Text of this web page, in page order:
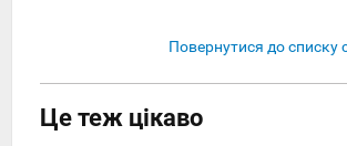
Повернутися до списку
Це теж цікаво